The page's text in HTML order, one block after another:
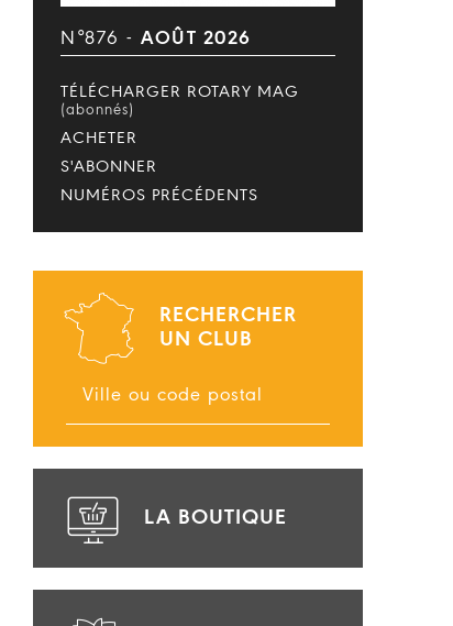
N°876 - AOÛT 2026
TÉLÉCHARGER ROTARY MAG
(abonnés)
ACHETER
S'ABONNER
NUMÉROS PRÉCÉDENTS
RECHERCHER
UN CLUB
LA BOUTIQUE